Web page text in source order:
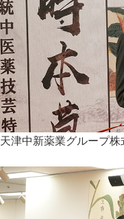
天津中新薬業グループ